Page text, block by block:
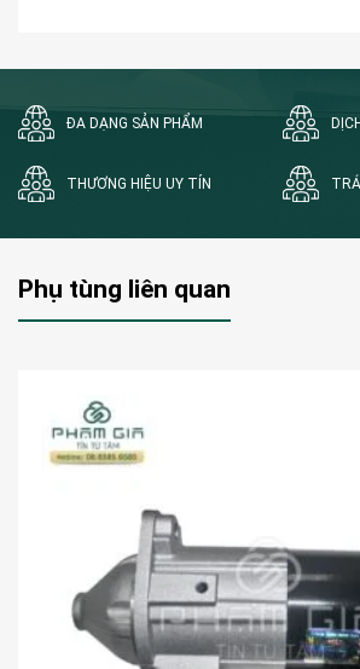
ĐA DẠNG SẢN PHẨM
THƯƠNG HIỆU UY TÍN
Phụ tùng liên quan